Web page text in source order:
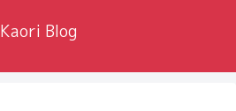
Kaori Blog